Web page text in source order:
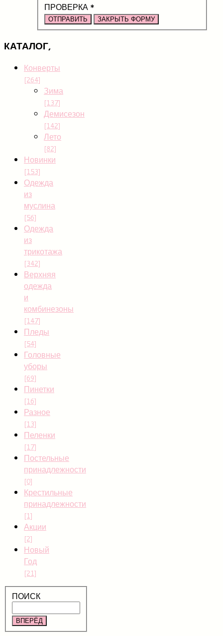
ПРОВЕРКА*
ОТПРАВИТЬ ЗАКРЫТЬ ФОРМУ
КАТАЛОГ,
Конверты
[264]
Зима
[137]
Демисезон
[142]
Лето
[82]
Новинки
[153]
Одежда
из
муслина
[56]
Одежда
из
трикотажа
[342]
Верхняя
одежда
и
комбинезоны
[147]
Пледы
[54]
Головные
уборы
[69]
Пинетки
[16]
Разное
[13]
Пеленки
[17]
Постельные
принадлежности
[0]
Крестильные
принадлежности
[1]
Акции
[2]
Новый
Год
[21]
ПОИСК
ВПЕРЁД